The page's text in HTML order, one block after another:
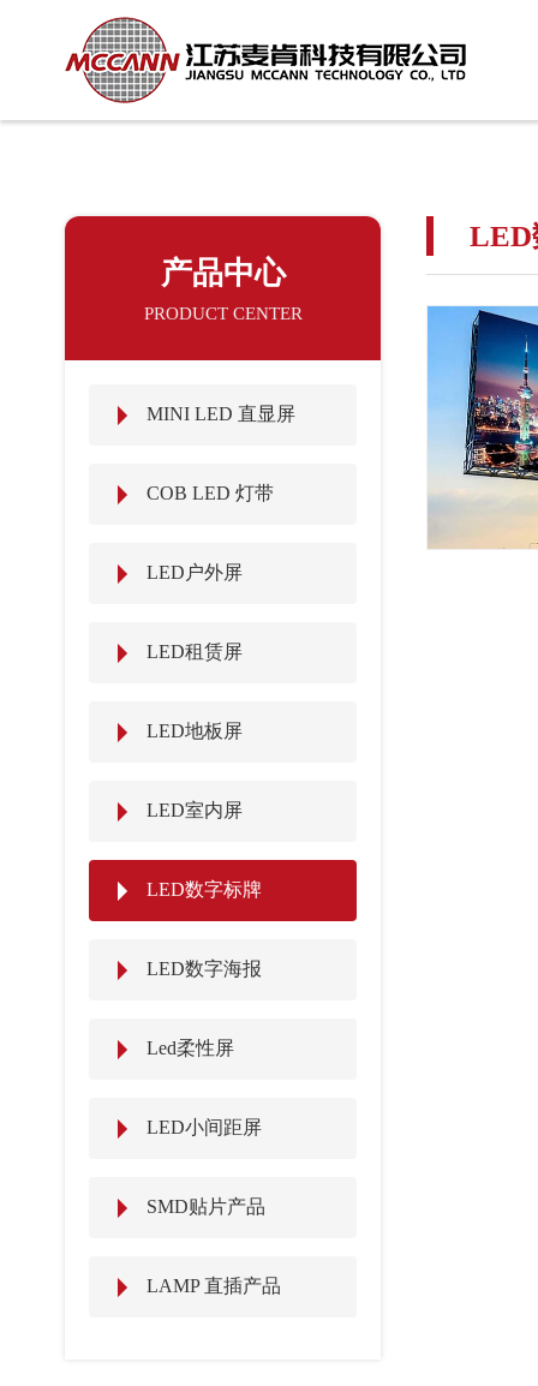
产品中心
PRODUCT CENTER
MINI LED 直显屏
COB LED 灯带
LED户外屏
LED租赁屏
LED地板屏
LED室内屏
LED数字标牌
LED数字海报
Led柔性屏
LED小间距屏
SMD贴片产品
LAMP 直插产品
LED